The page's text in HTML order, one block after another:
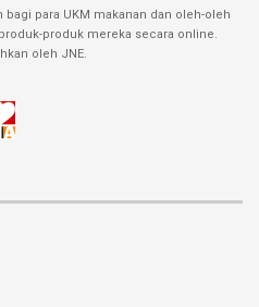
para UKM makanan dan oleh-oleh
produk mereka secara online.
oleh JNE.